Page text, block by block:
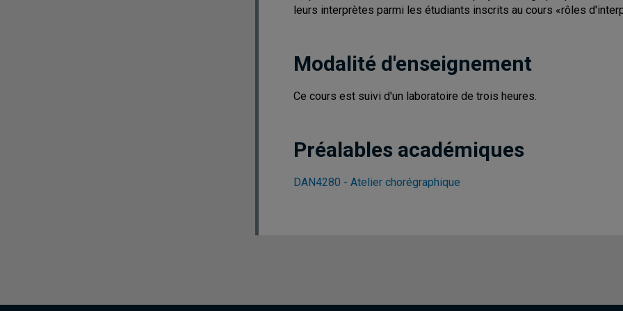
leurs interprètes parmi les étudiants inscrits au cours «rôles
Modalité d'enseignement
Ce cours est suivi d'un laboratoire de trois heures.
Préalables académiques
DAN4280 - Atelier chorégraphique